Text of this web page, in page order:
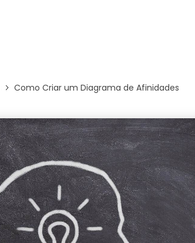
Como Criar um Diagrama de Afinidades